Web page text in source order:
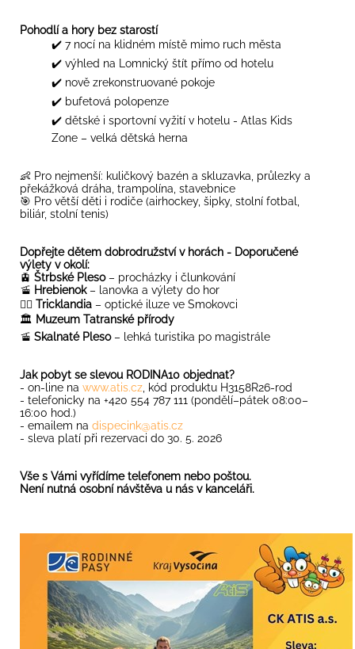
Pohodlí a hory bez starostí
✔️ 7 nocí na klidném místě mimo ruch města
✔️ výhled na Lomnický štít přímo od hotelu
✔️ nově zrekonstruované pokoje
✔️ bufetová polopenze
✔️ dětské i sportovní vyžití v hotelu - Atlas Kids
Zone – velká dětská herna
👶 Pro nejmenší: kuličkový bazén a skluzavka, průlezky a
překážková dráha, trampolína, stavebnice
🎯 Pro větší děti i rodiče (airhockey, šipky, stolní fotbal,
biliár, stolní tenis)
Dopřejte dětem dobrodružství v horách - Doporučené
výlety v okolí:
🚊 Štrbské Pleso– procházky i člunkování
🚡 Hrebienok – lanovka a výlety do hor
😵‍💫 Tricklandia – optické iluze ve Smokovci
🏛️ Muzeum Tatranské přírody
🚡 Skalnaté Pleso– lehká turistika po magistrále
Jak pobyt se slevou RODINA10 objednat?
- on-line na www.atis.cz , kód produktu H3158R26-rod
- telefonicky na +420 554 787 111 (pondělí–pátek 08:00–
16:00 hod.)
- emailem na dispecink@atis.cz
- sleva platí při rezervaci do 30. 5. 2026
Vše s Vámi vyřídíme telefonem nebo poštou.
Není nutná osobní návštěva u nás v kanceláři.